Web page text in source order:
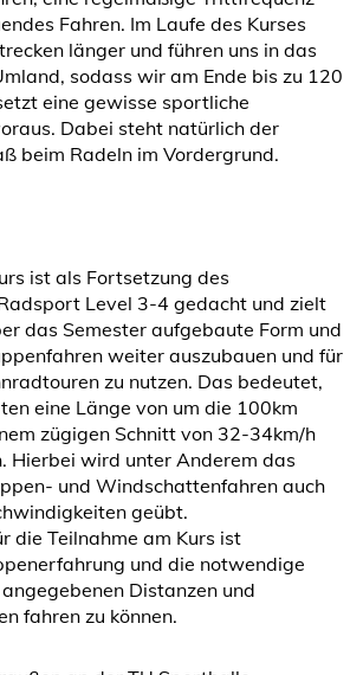
Fahren. Im Laufe des Kurses
länger und führen uns in das
sodass wir am Ende bis zu 120
eine gewisse sportliche
Dabei steht natürlich der
beim Radeln im Vordergrund.
ist als Fortsetzung des
Level 3-4 gedacht und zielt
das Semester aufgebaute Form und
weiter auszubauen und für
zu nutzen. Das bedeutet,
eine Länge von um die 100km
zügigen Schnitt von 32-34km/h
Hierbei wird unter Anderem das
und Windschattenfahren auch
geübt.
die Teilnahme am Kurs ist
und die notwendige
Distanzen und
fahren zu können.